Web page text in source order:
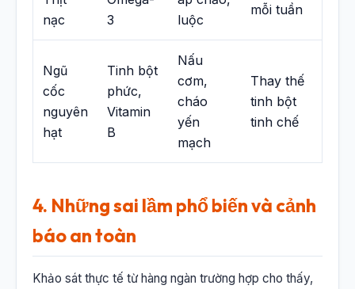
nạc
3
luộc
mỗi tuần
Ngũ
cốc
nguyên
hạt
Tinh bột
phức,
Vitamin
B
Nấu
cơm,
cháo
yến
mạch
Thay thế
tinh bột
tinh chế
4. Những sai lầm phổ biến và cảnh
báo an toàn
Khảo sát thực tế từ hàng ngàn trường hợp cho thấy,